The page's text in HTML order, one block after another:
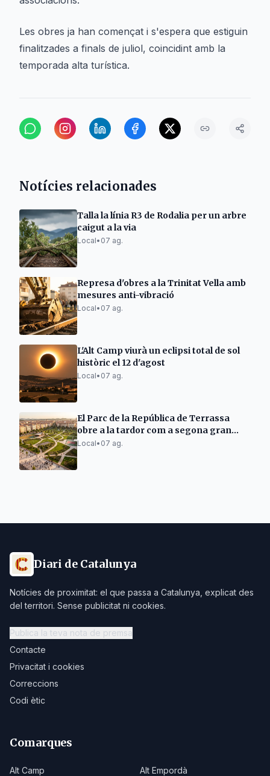
Les obres ja han començat i s'espera que estiguin
finalitzades a finals de juliol, coincidint amb la
temporada alta turística.
Notícies relacionades
Talla la línia R3 de Rodalia per un arbre
caigut a la via
Local• 07 ag.
Represa d'obres a la Trinitat Vella amb
mesures anti-vibració
Local• 07 ag.
L'Alt Camp viurà un eclipsi total de sol
històric el 12 d'agost
Local• 07 ag.
El Parc de la República de Terrassa
obre a la tardor com a segona gran
zona verda
Local• 07 ag.
Diari de Catalunya
Notícies de proximitat: el que passa a Catalunya, explicat des
del territori. Sense publicitat ni cookies.
Publica la teva nota de premsa
Contacte
Privacitat i cookies
Correccions
Codi ètic
Comarques
Alt Camp
Alt Empordà